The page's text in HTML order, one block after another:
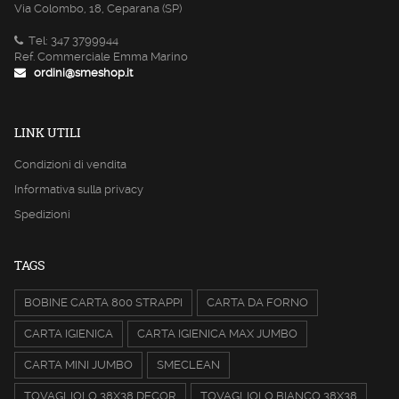
Via Colombo, 18, Ceparana (SP)
Tel: 347 3799944
Ref. Commerciale Emma Marino
ordini@smeshop.it
LINK UTILI
Condizioni di vendita
Informativa sulla privacy
Spedizioni
TAGS
BOBINE CARTA 800 STRAPPI CARTA DA FORNO
CARTA IGIENICA CARTA IGIENICA MAX JUMBO
CARTA MINI JUMBO SMECLEAN
TOVAGLIOLO 38X38 DECOR TOVAGLIOLO BIANCO 38X38